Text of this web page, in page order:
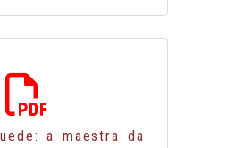
a maestra da